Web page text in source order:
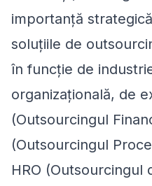
importanță
soluțiile de
în funcție de
organizațională, de
(Outsourcingul
(Outsourcingul
HRO (Outsourcingul